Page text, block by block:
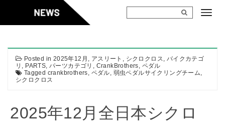
content
Posted in 2025年12月 , アスリート , シクロクロス, バイクカテゴ
リ , PARTS,パーツカテゴリ , CrankBrothers, ペダル
Tagged crankbrothers, ペダル, 弱虫ペダルサイクリングチーム,
シクロクロス
2025年12月全日本シクロ